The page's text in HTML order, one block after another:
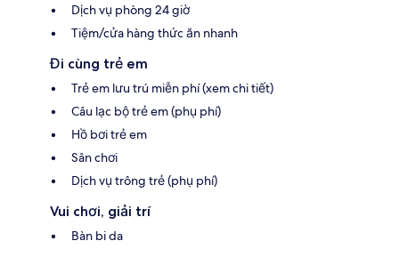
Dịch vụ phòng 24 giờ
Tiệm/cửa hàng thức ăn nhanh
Đi cùng trẻ em
Trẻ em lưu trú miễn phí (xem chi tiết)
Câu lạc bộ trẻ em (phụ phí)
Hồ bơi trẻ em
Sân chơi
Dịch vụ trông trẻ (phụ phí)
Vui chơi, giải trí
Bàn bi da